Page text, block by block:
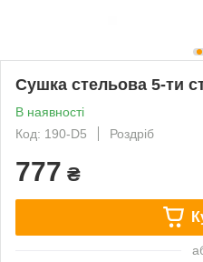
Сушка стельова 5-ти
В наявності
Код: 190-D5
Роздріб
777 ₴